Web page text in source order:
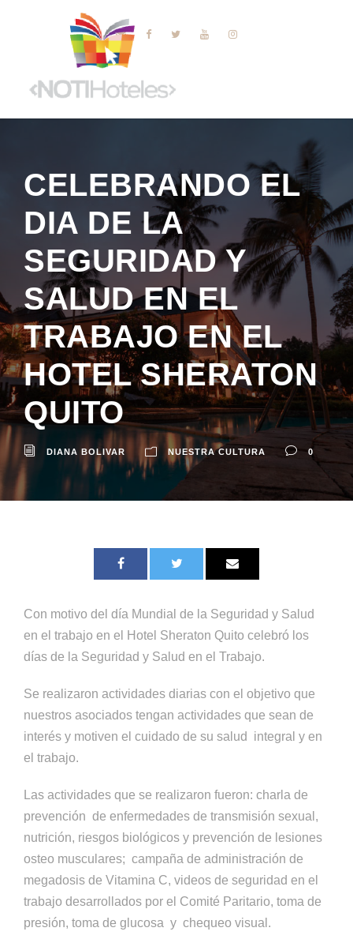
CELEBRANDO EL
DIA DE LA
SEGURIDAD Y
SALUD EN EL
TRABAJO EN EL
HOTEL SHERATON
QUITO
DIANA BOLIVAR NUESTRA CULTURA 0
Con motivo del día Mundial de la Seguridad y Salud
en el trabajo en el Hotel Sheraton Quito celebró los
días de la Seguridad y Salud en el Trabajo.
Se realizaron actividades diarias con el objetivo que
nuestros asociados tengan actividades que sean de
interés y motiven el cuidado de su salud integral y en
el trabajo.
Las actividades que se realizaron fueron: charla de
prevención de enfermedades de transmisión sexual,
nutrición, riesgos biológicos y prevención de lesiones
osteo musculares; campaña de administración de
megadosis de Vitamina C, videos de seguridad en el
trabajo desarrollados por el Comité Paritario, toma de
presión, toma de glucosa y chequeo visual.